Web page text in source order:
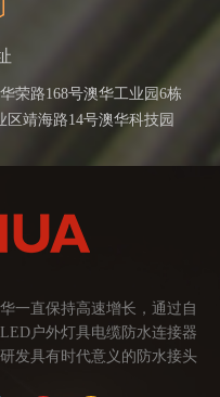
荣路168号澳华工业园6栋
靖海路14号澳华科技园
一直保持高速增长，通过自
户外灯具电缆防水连接器
发具有时代意义的防水接头